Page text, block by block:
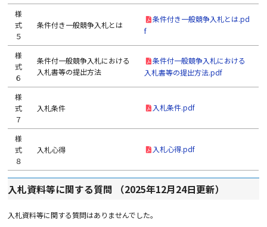
様
式
５
条件付き一般競争入札とは
条件付き一般競争入札とは.pd
f
様
式
６
条件付一般競争入札における
入札書等の提出方法
条件付一般競争入札における
入札書等の提出方法.pdf
様
式
７
入札条件 入札条件.pdf
様
式
８
入札心得 入札心得.pdf
入札資料等に関する質問 （2025年12月24日更新）
入札資料等に関する質問はありませんでした。